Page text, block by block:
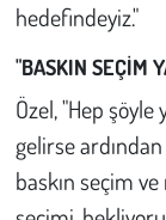
hedefindeyiz."
"BASKIN SEÇİM
Özel, "Hep
gelirse
baskın seçim